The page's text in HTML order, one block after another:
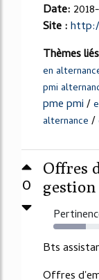
Date:
Site :
Thèmes
en
pmi
pme pmi/
alternance /
0
Offres
67%
Bts
Offres